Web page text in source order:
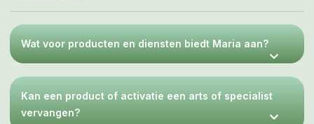
Wat voor producten en diensten biedt Maria aan?
Kan een product of activatie een arts of specialist
vervangen?